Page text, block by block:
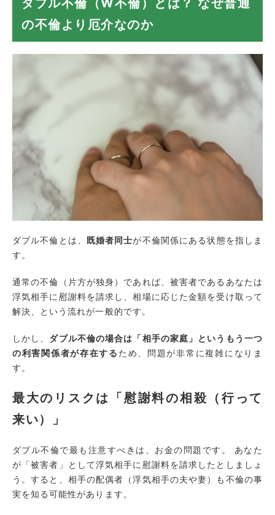
ース」
ケースA：あなたがパートナーとの結婚生活
を続ける（再構築）場合
ケースB：あなたがパートナーと離婚する場
浮気がバレたとしてもダブル不倫は隠される
行動を起こす前に「相手の調査」が必要不可欠
ダブル不倫（W不倫）とは？ なぜ普通
の不倫より厄介なのか
ダブル不倫とは、 既婚者同士が不倫関係にある状態を指しま
す。
通常の不倫（片方が独身）であれば、被害者であるあなたは
浮気相手に慰謝料を請求し、相場に応じた金額を受け取って
解決、という流れが一般的です。
しかし、 ダブル不倫の場合は「相手の家庭」というもう一つ
の利害関係者が存在する ため、問題が非常に複雑になりま
す。
最大のリスクは「慰謝料の相殺（行って
来い）」
ダブル不倫で最も注意すべきは、お金の問題です。 あなた
が「被害者」として浮気相手に慰謝料を請求したとしましょ
う。すると、相手の配偶者（浮気相手の夫や妻）も不倫の事
実を知る可能性があります。